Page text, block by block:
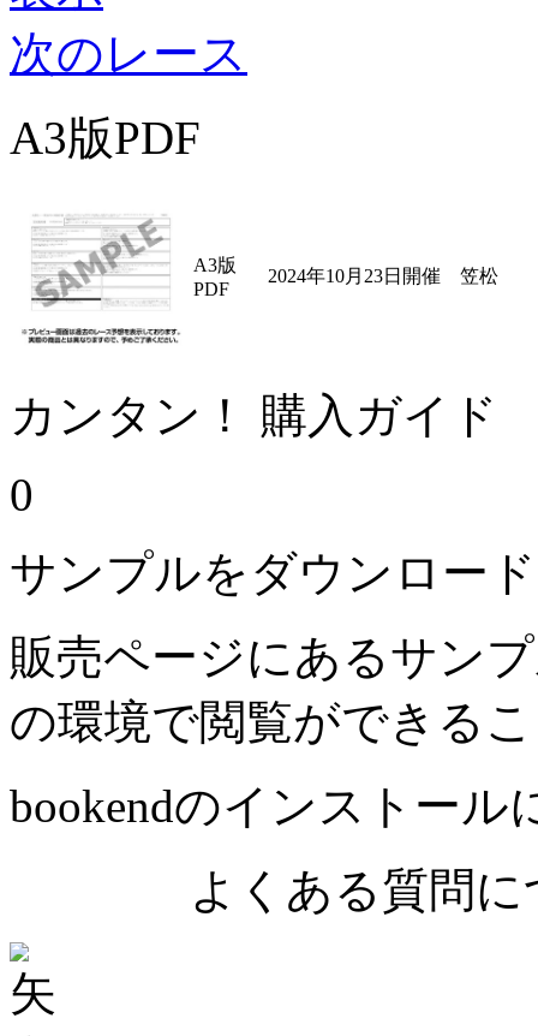
次のレース
A3版PDF
A3版
PDF
2024年10月23日開催 笠松
カンタン！ 購入ガイド
0
サンプルをダウンロー
販売ページにあるサン
の環境で閲覧ができる
bookendのインストール
よくある質問に